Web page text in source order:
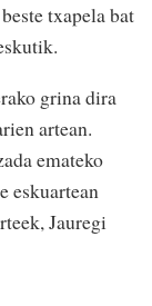
txapela bat
grina dira
artean.
emateko
eskuartean
Jauregi